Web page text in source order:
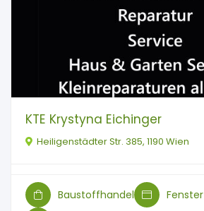
KTE Krystyna Eichinger
Heiligenstädter Str. 385, 1190 Wien
Baustoffhandel
Fenster